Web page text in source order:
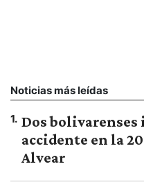
Noticias más leídas
1. Dos
accidente en la
Alvear